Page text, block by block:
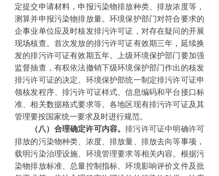
定提交申请材料，申报污染物排放种类、排放浓度等，
测算并申报污染物排放量。环境保护部门对符合要求的
企事业单位应及时核发排污许可证，对存在疑问的开展
现场核查。首次发放的排污许可证有效期三年，延续换
发的排污许可证有效期五年。上级环境保护部门要加强
监督抽查，有权依法撤销下级环境保护部门作出的核发
排污许可证的决定。环境保护部统一制定排污许可证申
领核发程序、排污许可证样式、信息编码和平台接口标
准、相关数据格式要求等。各地区现有排污许可证及其
管理要按国家统一要求及时进行规范。
（八）合理确定许可内容。排污许可证中明确许可
排放的污染物种类、浓度、排放量、排放去向等事项，
载明污染治理设施、环境管理要求等相关内容。根据污
染物排放标准、总量控制指标、环境影响评价文件及批